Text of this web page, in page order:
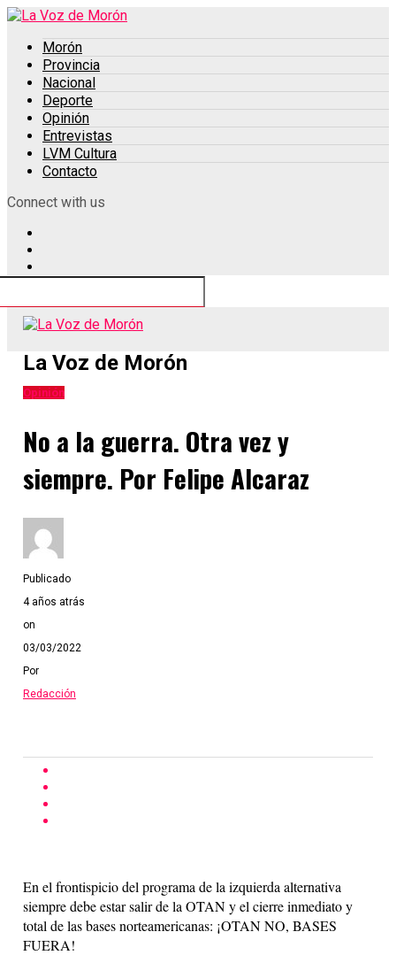
Morón
Provincia
Nacional
Deporte
Opinión
Entrevistas
LVM Cultura
Contacto
Connect with us
La Voz de Morón
Opinión
No a la guerra. Otra vez y
siempre. Por Felipe Alcaraz
Publicado
4 años atrás
on
03/03/2022
Por
Redacción
En el frontispicio del programa de la izquierda alternativa
siempre debe estar salir de la OTAN y el cierre inmediato y
total de las bases norteamericanas: ¡OTAN NO, BASES
FUERA!